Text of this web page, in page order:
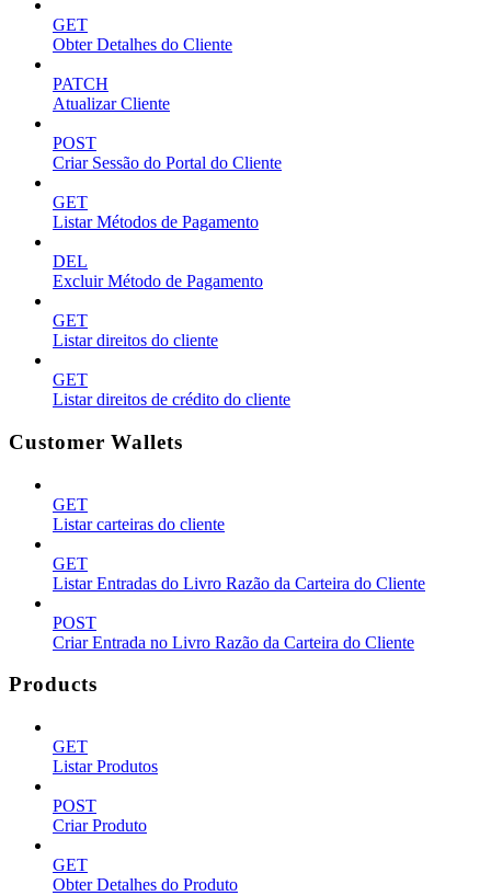
GET
Obter Detalhes do Cliente
PATCH
Atualizar Cliente
POST
Criar Sessão do Portal do Cliente
GET
Listar Métodos de Pagamento
DEL
Excluir Método de Pagamento
GET
Listar direitos do cliente
GET
Listar direitos de crédito do cliente
Customer Wallets
GET
Listar carteiras do cliente
GET
Listar Entradas do Livro Razão da Carteira do Cliente
POST
Criar Entrada no Livro Razão da Carteira do Cliente
Products
GET
Listar Produtos
POST
Criar Produto
GET
Obter Detalhes do Produto